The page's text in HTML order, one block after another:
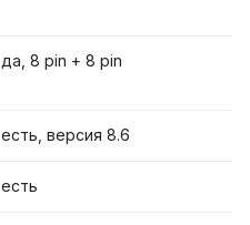
да, 8 pin + 8 pin
есть, версия 8.6
есть